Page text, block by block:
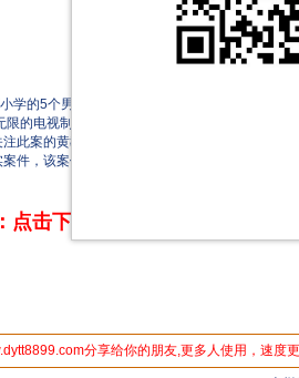
的5个男孩子结伴上山，从此一去不回。该事
的电视制作人姜志胜因涉嫌造假而被总部流放
此案的黄教授携手，沉疴多年的案件似乎有了
，该案件被称为“青蛙少年失踪事件”，是韩
点击下方链接 即可享受高速下
分享给你的朋友,更多人使用，速度